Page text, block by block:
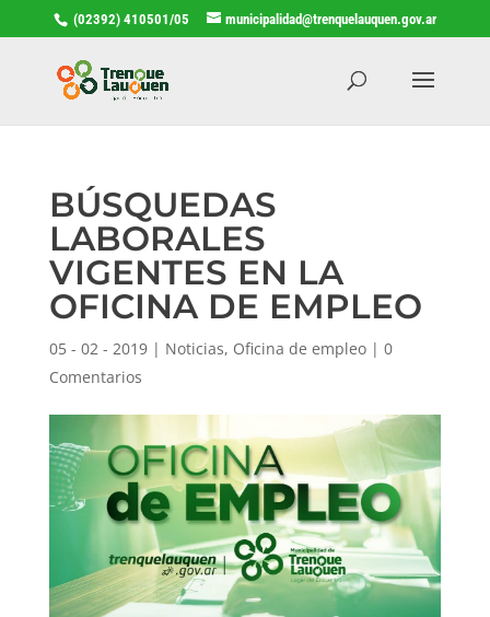
(02392) 410501/05 municipalidad@trenquelauquen.gov.ar
BÚSQUEDAS
LABORALES
VIGENTES EN LA
OFICINA DE EMPLEO
05 - 02 - 2019| Noticias, Oficina de empleo| 0
Comentarios